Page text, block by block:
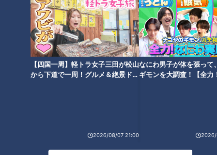
【四国一周】軽トラ女子三田が松山
から下道で一周！グルメ＆絶景ドラ
2026/08/07 21:00
なにわ男子が体を張って
ギモンを大調査！【全力
2026/
ほぼ愛知稲沢市・国府宮だけ愛
されフード『羽二重餅』をいた
だきます！【愛されフード】
ほぼ三重・津市 白山町だけ愛さ
れフード『大海老フライ定食』
をいただきます！【愛されフー